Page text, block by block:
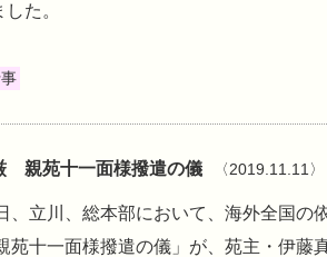
た。
親苑十一面様撥遣の儀 〈2019.11.11〉
、立川、総本部において、海外全国の
苑十一面様撥遣の儀」が、苑主・伊藤